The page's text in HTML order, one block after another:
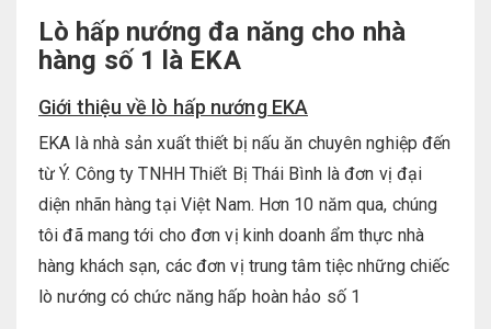
Lò hấp nướng đa năng cho nhà
hàng số 1 là EKA
Giới thiệu về lò hấp nướng EKA
EKA là nhà sản xuất thiết bị nấu ăn chuyên nghiệp đến
từ Ý. Công ty TNHH Thiết Bị Thái Bình là đơn vị đại
diện nhãn hàng tại Việt Nam. Hơn 10 năm qua, chúng
tôi đã mang tới cho đơn vị kinh doanh ẩm thực nhà
hàng khách sạn, các đơn vị trung tâm tiệc những chiếc
lò nướng có chức năng hấp hoàn hảo số 1